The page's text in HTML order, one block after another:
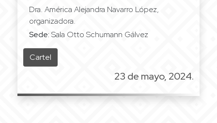
Dra. América Alejandra Navarro López,
organizadora.
Sede: Sala Otto Schumann Gálvez
Cartel
23 de mayo, 2024.